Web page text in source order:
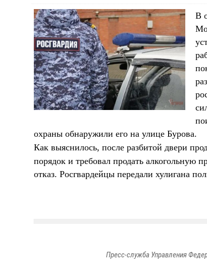
В
охраны обнаружили его на улице Бурова.
Как выяснилось, после разбитой двери
порядок и требовал продать алкогольную
отказ. Росгвардейцы передали хулигана
Пресс-служба Управления